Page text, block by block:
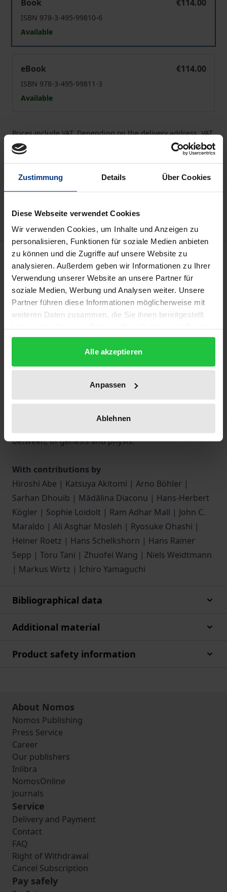
Zustimmung Details Über Cookies
Diese Webseite verwendet Cookies
Wir verwenden Cookies, um Inhalte und Anzeigen zu
personalisieren, Funktionen für soziale Medien anbieten
zu können und die Zugriffe auf unsere Website zu
analysieren. Außerdem geben wir Informationen zu Ihrer
Verwendung unserer Website an unsere Partner für
soziale Medien, Werbung und Analysen weiter. Unsere
Partner führen diese Informationen möglicherweise mit
weiteren Daten zusammen, die Sie ihnen bereitgestellt
gesammelt haben.
Alle akzeptieren
Anpassen
Ablehnen
Book
€114.00
ISBN 978-3-495-99810-6
Available
eBook
€114.00
ISBN 978-3-495-99811-3
Available
Prices include VAT. Depending on the delivery address, VAT
may vary at checkout.
Add to Cart
Add to Wish List
Description
It should come as no surprise that the texts in a
volume honouring the work of Georg Stenger
originate from two areas in particular:
were to unite the outstanding authors of this
volume under a single programmatic term, it would
certainly be "intercultural phenomenology". This
term covers a range of topics, such as the
intercultural interweaving of thought, the
between, of genesis and physis.
With contributions by
Hiroshi Abe | Katsuya Akitomi | Arno Böhler |
Sarhan Dhouib | Mădălina Diaconu | Hans-Herbert
Kögler | Sophie Loidolt | Ram Adhar Mall | John C.
Maraldo | Ali Asghar Mosleh | Ryosuke Ohashi |
Heiner Roetz | Hans Schelkshorn | Hans Rainer
Sepp | Toru Tani | Zhuofei Wang | Niels Weidtmann
| Markus Wirtz | Ichiro Yamaguchi
Bibliographical data
Additional material
Product safety information
About Nomos
Nomos Publishing
Press Service
Career
Our publishers
Inlibra
NomosOnline
Journals
Service
Delivery and Payment
Contact
FAQ
Right of Withdrawal
Cancel Subscription
Pay safely